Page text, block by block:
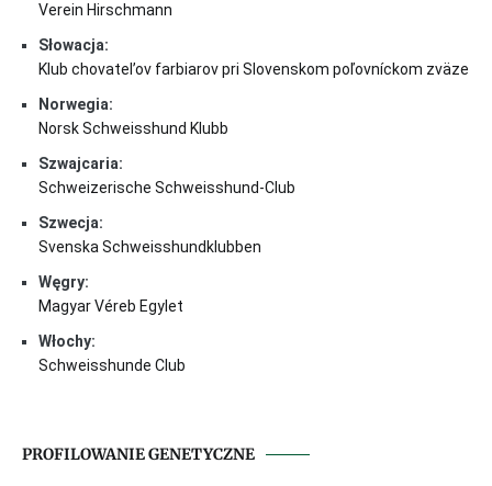
Verein Hirschmann
Słowacja:
Klub chovatel’ov farbiarov pri Slovenskom poľovníckom zväze
Norwegia:
Norsk Schweisshund Klubb
Szwajcaria:
Schweizerische Schweisshund-Club
Szwecja:
Svenska Schweisshundklubben
Węgry:
Magyar Véreb Egylet
Włochy:
Schweisshunde Club
PROFILOWANIE GENETYCZNE